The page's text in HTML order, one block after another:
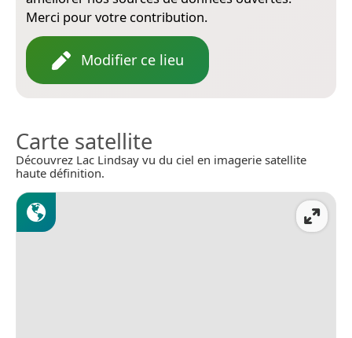
Merci pour votre contribution.
Modifier ce lieu
Carte satellite
Découvrez Lac Lindsay vu du ciel en imagerie satellite
haute définition.